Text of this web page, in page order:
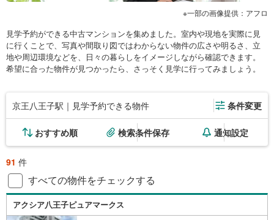
一部の画像提供：アフロ
見学予約ができる中古マンションを集めました。室内や現地を実際に見
に行くことで、写真や間取り図ではわからない物件の広さや明るさ、立
地や周辺環境などを、日々の暮らしをイメージしながら確認できます。
希望に合った物件が見つかったら、さっそく見学に行ってみましょう。
京王八王子駅｜見学予約できる物件 条件変更
おすすめ順 検索条件保存 通知設定
91 件
すべての物件をチェックする
アクシア八王子ピュアマークス